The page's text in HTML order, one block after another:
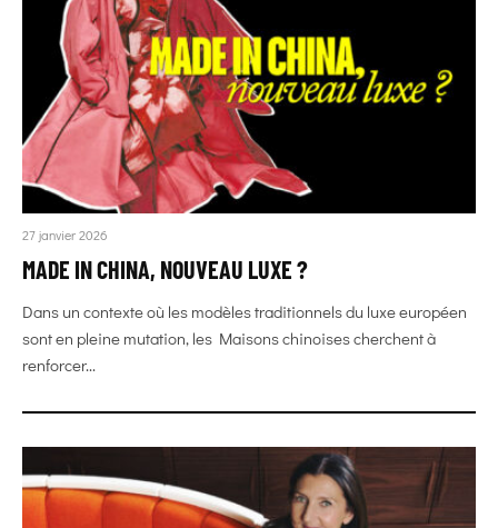
27 janvier 2026
MADE IN CHINA, NOUVEAU LUXE ?
Dans un contexte où les modèles traditionnels du luxe européen
sont en pleine mutation, les Maisons chinoises cherchent à
renforcer...